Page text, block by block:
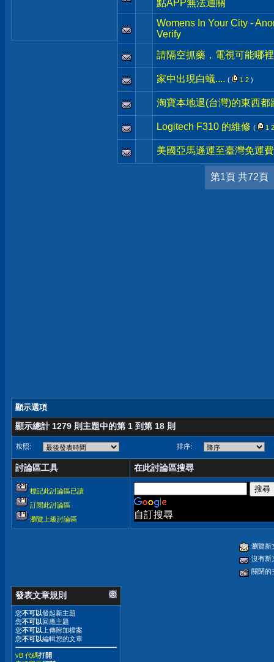
點APP無法通關
Womens In Your City -
Verify
請隔空抓藥，電視可能哪
家中出現白蟻.... ( 1 2 )
淘寶本地退(台灣)的東西都
Logitech F310 的維修 ( 1 2
美國亞馬遜運至臺灣免運
第1頁 共72頁
顯示選項
顯示總計 1279 則主題中的第 1 到第 18 則
按照: 排序:
討論區工具 在此討論區搜尋
標記此討論區已讀
訂閱此討論區
瀏覽上級討論區
自訂搜尋
瀏覽新
沒有新
關閉的
發表文章規則
您不可以發起新主題
您不可以回應主題
您不可以 上傳附加檔案
您不可以編輯您的文章
vB 代碼打開